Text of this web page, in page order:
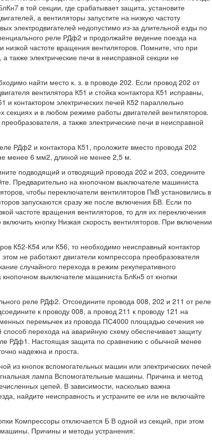
в той секции, где срабатывает защита, установите
а вентиляторы запустите на низкую частоту
электродвигателей недопустимо из-за длительной езды по
реле РДф2 и продолжайте ведение поезда на
низкой частоте вращения вентиляторов. Помните, что при
также электрические печи в неисправной секции не
найти место к. з. в проводе 202. Если провод 202 от
вентилятора К51 и стойка контактора К51 исправны,
и контактором электрических печей К52 параллельно
секциях и в любом режиме работы двигателей вентиляторов.
а также электрические печи в неисправной
РДф2 и контактора К51, проложите вместо провода 202
менее 6 мм2, длиной не менее 2,5 м.
подводящий и отводящий провода 202 и 203, соедините
Предварительно на кнопочном выключателе машиниста
чтобы переключатели вентиляторов ПкВ установились в
запускаются сразу же после включения БВ. Если по
частоте вращения вентиляторов, то для их переключения
кнопку Низкая скорость вентиляторов. При включении
К52-К54 или К56, то необходимо неисправный контактор
не работают двигатели компрессора преобразователя
случайного перехода в режим рекуперативного
выключателе машиниста БлКн5 от кнопки
реле РДф2. Отсоедините провода 008, 202 и 211 от реле
к проводу 008, а провод 211 к проводу 121 на
перемычек из провода ПС4000 площадью сечения не
перехода на аварийную схему обеспечивает защиту
РДф1. Настоящая защита по сравнению с обычной менее
надежна и проста.
из кнопок вспомогательных машин или электрических печей
лампа Вспомогательные машины. Причина и метод
цепей. В зависимости, насколько важна
найдите неисправность и устраните ее или не включайте
Компрессоры отключается Б В одной из секций, при этом
машины. Причины и методы устранения: